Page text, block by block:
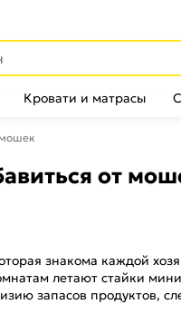
Кровати и матрасы
мошек
от
знакома каждой
летают стайки
запасов продуктов,